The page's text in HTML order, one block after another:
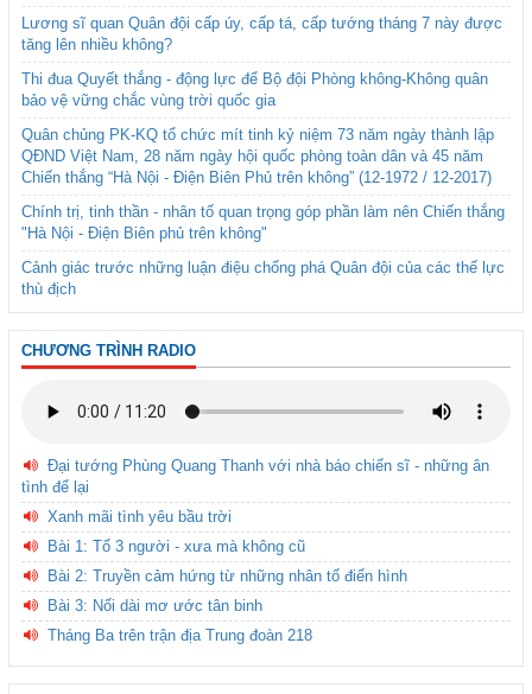
Lương sĩ quan Quân đội cấp úy, cấp tá, cấp tướng tháng 7 này được
tăng lên nhiều không?
Thi đua Quyết thắng - động lực để Bộ đội Phòng không-Không quân
bảo vệ vững chắc vùng trời quốc gia
Quân chủng PK-KQ tổ chức mít tinh kỷ niệm 73 năm ngày thành lập
QĐND Việt Nam, 28 năm ngày hội quốc phòng toàn dân và 45 năm
Chiến thắng “Hà Nội - Điện Biên Phủ trên không” (12-1972 / 12-2017)
Chính trị, tinh thần - nhân tố quan trọng góp phần làm nên Chiến thắng
"Hà Nội - Điện Biên phủ trên không"
Cảnh giác trước những luận điệu chống phá Quân đội của các thế lực
thù địch
CHƯƠNG TRÌNH RADIO
Đại tướng Phùng Quang Thanh với nhà báo chiến sĩ - những ân
tình để lại
Xanh mãi tình yêu bầu trời
Bài 1: Tổ 3 người - xưa mà không cũ
Bài 2: Truyền cảm hứng từ những nhân tố điển hình
Bài 3: Nối dài mơ ước tân binh
Tháng Ba trên trận địa Trung đoàn 218